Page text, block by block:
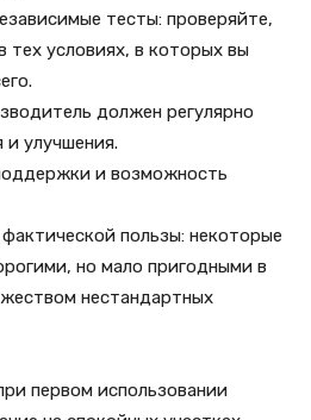
тесты: проверяйте,
тех условиях, в которых вы
должен регулярно
и улучшения.
и возможность
пользы: некоторые
но мало пригодными в
нестандартных
первом использовании